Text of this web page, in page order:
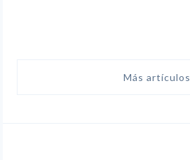
Más artículos